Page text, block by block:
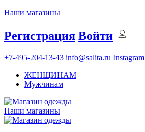
Наши магазины
Регистрация Войти
+7-495-204-13-43 info@salita.ru Instagram
ЖЕНЩИНАМ
Мужчинам
Наши магазины